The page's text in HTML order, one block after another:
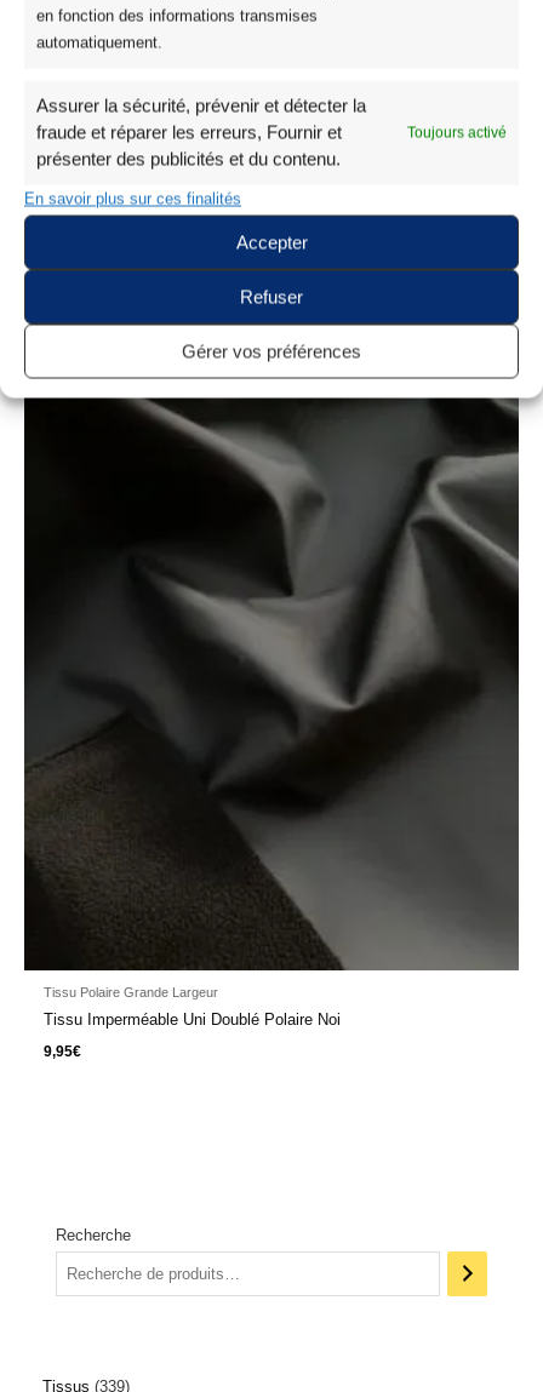
en fonction des informations transmises
automatiquement.
Assurer la sécurité, prévenir et détecter la
fraude et réparer les erreurs, Fournir et
présenter des publicités et du contenu.
Toujours activé
En savoir plus sur ces finalités
Accepter
Refuser
Gérer vos préférences
Tissu Polaire Grande Largeur
Tissu Polaire Uni Oeko-Tex : 8 Coloris
Tissu Polaire Grande Largeur
Tissu Imperméable Uni Doublé Polaire Noi
9,95€
Recherche
Tissus 339